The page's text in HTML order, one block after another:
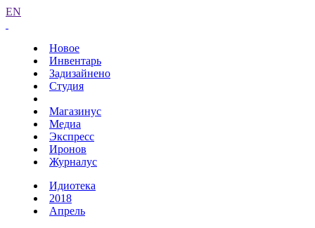
EN
Новое
Инвентарь
Задизайнено
Студия
Магазинус
Медиа
Экспресс
Иронов
Журналус
Идиотека
2018
Апрель